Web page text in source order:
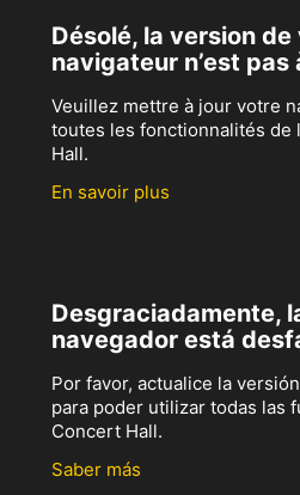
Désolé, la version
navigateur n’est pas
Veuillez mettre à jour votre
toutes les fonctionnalités de
Hall.
En savoir plus
Desgraciadamente,
navegador está
Por favor, actualice la
para poder utilizar todas las
Concert Hall.
Saber más